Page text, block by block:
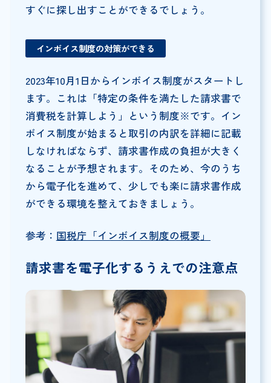
すぐに探し出すことができるでしょう。
インボイス制度の対策ができる
2023年10月1日からインボイス制度がスタートし
ます。これは「特定の条件を満たした請求書で
消費税を計算しよう」という制度※です。イン
ボイス制度が始まると取引の内訳を詳細に記載
しなければならず、請求書作成の負担が大きく
なることが予想されます。そのため、今のうち
から電子化を進めて、少しでも楽に請求書作成
ができる環境を整えておきましょう。
参考： 国税庁「インボイス制度の概要」
請求書を電子化するうえでの注意点